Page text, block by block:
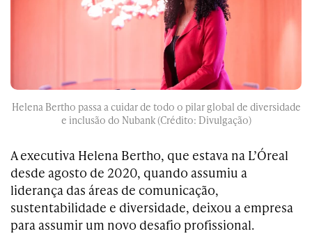
Helena Bertho passa a cuidar de todo o pilar global de diversidade
e inclusão do Nubank (Crédito: Divulgação)
A executiva Helena Bertho, que estava na L’Óreal
desde agosto de 2020, quando assumiu a
liderança das áreas de comunicação,
sustentabilidade e diversidade, deixou a empresa
para assumir um novo desafio profissional.